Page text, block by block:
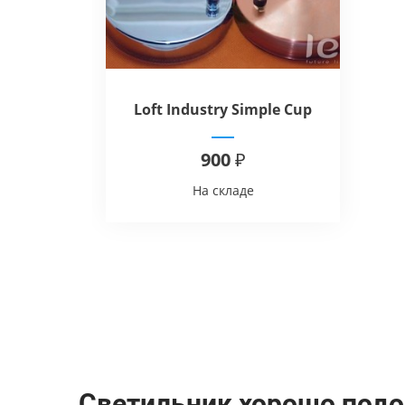
Loft Industry Simple Cup
900 ₽
На складе